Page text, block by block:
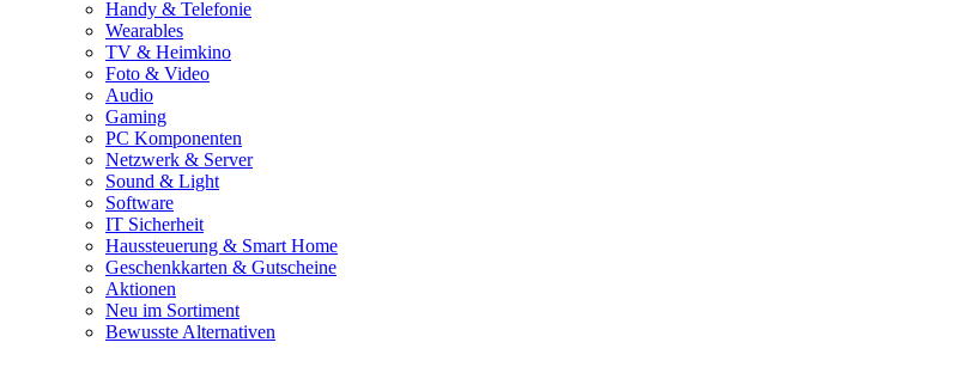
Handy & Telefonie
Wearables
TV & Heimkino
Foto & Video
Audio
Gaming
PC Komponenten
Netzwerk & Server
Sound & Light
Software
IT Sicherheit
Haussteuerung & Smart Home
Geschenkkarten & Gutscheine
Aktionen
Neu im Sortiment
Bewusste Alternativen